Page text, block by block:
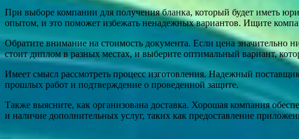
При выборе компании для получения бланка, который будет иметь
опытом, и это поможет избежать ненадежных вариантов. Ищите
Обратите внимание на стоимость документа. Если цена значительно
стоит диплом в разных местах, и выберите оптимальный вариант,
Имеет смысл рассмотреть процесс изготовления. Надежный
прошлых работ и подтверждение о проведенной защите.
Также выясните, как организована доставка. Хорошая компания
и наличие дополнительных услуг, таких как предоставление